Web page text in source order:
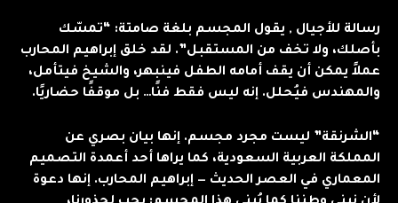
رسالة للأجيال , يقول المجسم بلغة صامتة: “تمسّك
بأصلك، ولا تخف من المستقبل”. لقد خلق إبراهيم المحارب
عملاً يمكن أن يقف أمامه الطفل فينبهر، والشيخ فيتأمل،
والمهندس فيُحلل. إنه ليس فقط فنًا… بل موقفًا حضاريًا.
“الشرنقة” ليست مجرد مجسم. إنها بيان بصري عن
المملكة العربية السعودية، كما يراها أحد أعمدة التصميم
المعماري في العصر الحديث — إبراهيم المحارب. إنها دعوة